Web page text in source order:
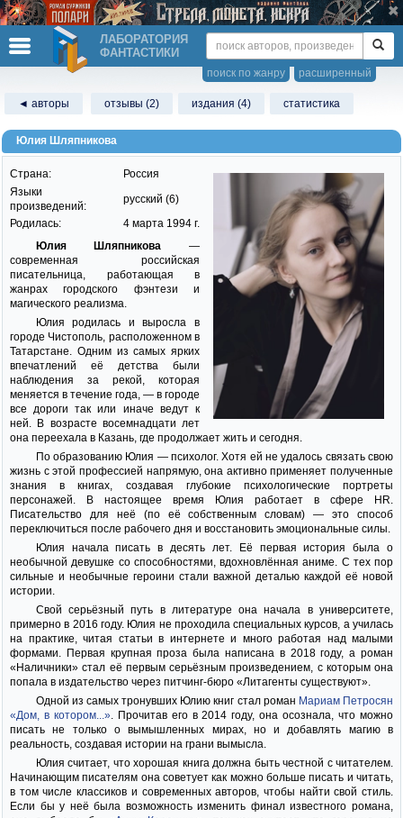
ЛАБОРАТОРИЯ
ФАНТАСТИКИ
расширенный
поиск по жанру
◄ авторы отзывы (2) издания (4) статистика
Юлия Шляпникова
Страна:
Россия
Языки
произведений:
русский (6)
Родилась:
4 марта 1994 г.
Юлия Шляпникова —
современная российская
писательница, работающая в
жанрах городского фэнтези и
магического реализма.
Юлия родилась и выросла в
городе Чистополь, расположенном в
Татарстане. Одним из самых ярких
впечатлений её детства были
наблюдения за рекой, которая
меняется в течение года, — в городе
все дороги так или иначе ведут к
ней. В возрасте восемнадцати лет
она переехала в Казань, где продолжает жить и сегодня.
По образованию Юлия — психолог. Хотя ей не удалось связать свою
жизнь с этой профессией напрямую, она активно применяет полученные
знания в книгах, создавая глубокие психологические портреты
персонажей. В настоящее время Юлия работает в сфере HR.
Писательство для неё (по её собственным словам) — это способ
переключиться после рабочего дня и восстановить эмоциональные силы.
Юлия начала писать в десять лет. Её первая история была о
необычной девушке со способностями, вдохновлённая аниме. С тех пор
сильные и необычные героини стали важной деталью каждой её новой
истории.
Свой серьёзный путь в литературе она начала в университете,
примерно в 2016 году. Юлия не проходила специальных курсов, а училась
на практике, читая статьи в интернете и много работая над малыми
формами. Первая крупная проза была написана в 2018 году, а роман
«Наличники» стал её первым серьёзным произведением, с которым она
попала в издательство через питчинг-бюро «Литагенты существуют».
Одной из самых тронувших Юлию книг стал роман Мариам Петросян
«Дом, в котором...». Прочитав его в 2014 году, она осознала, что можно
писать не только о вымышленных мирах, но и добавлять магию в
реальность, создавая истории на грани вымысла.
Юлия считает, что хорошая книга должна быть честной с читателем.
Начинающим писателям она советует как можно больше писать и читать,
в том числе классиков и современных авторов, чтобы найти свой стиль.
Если бы у неё была возможность изменить финал известного романа,